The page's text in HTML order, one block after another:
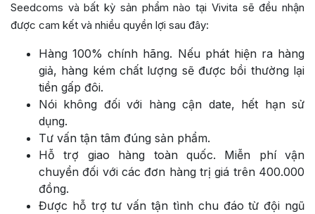
Seedcoms và bất kỳ sản phẩm nào tại Vivita sẽ đều nhận
được cam kết và nhiều quyền lợi sau đây:
Hàng 100% chính hãng. Nếu phát hiện ra hàng
giả, hàng kém chất lượng sẽ được bồi thường lại
tiền gấp đôi.
Nói không đối với hàng cận date, hết hạn sử
dụng.
Tư vấn tận tâm đúng sản phẩm.
Hỗ trợ giao hàng toàn quốc. Miễn phí vận
chuyển đối với các đơn hàng trị giá trên 400.000
đồng.
Được hỗ trợ tư vấn tận tình chu đáo từ đội ngũ